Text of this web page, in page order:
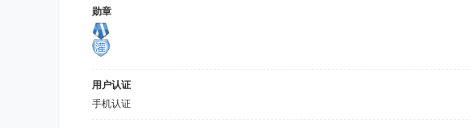
勋章
用户认证
手机认证